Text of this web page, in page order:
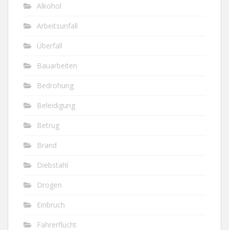
Alkohol
Arbeitsunfall
Überfall
Bauarbeiten
Bedrohung
Beleidigung
Betrug
Brand
Diebstahl
Drogen
Einbruch
Fahrerflucht